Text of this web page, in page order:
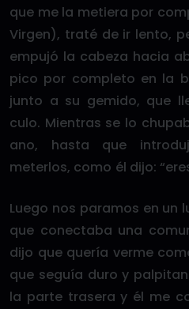
que me la metiera por
Virgen), traté de ir lento,
empujó la cabeza hacia
pico por completo en la
junto a su gemido, que
culo. Mientras se lo
ano, hasta que
meterlos, como él dijo:
Luego nos paramos en un
que conectaba una
dijo que quería verme
que seguía duro y
la parte trasera y él me